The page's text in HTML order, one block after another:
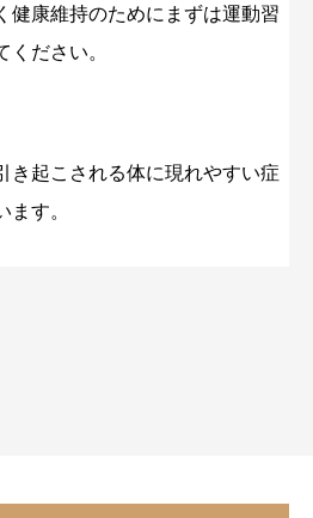
健康維持のためにまずは運動習
ださい。
き起こされる体に現れやすい症
す。